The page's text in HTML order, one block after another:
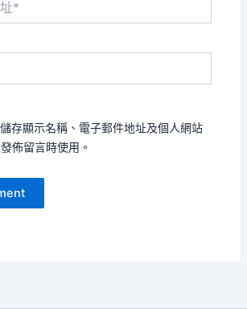
存顯示名稱、電子郵件地址及個人網站
佈留言時使用。